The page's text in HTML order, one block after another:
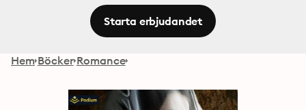
Starta erbjudandet
Hem Böcker Romance